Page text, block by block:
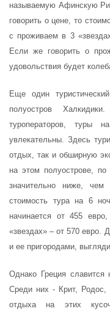
называемую Афинскую
говорить о цене, то
с проживаем в 3
Если же говорить о
удовольствия будет
Еще один
полуостров
туроператоров, туры
увлекательны. Здесь
отдых, так и обширную
на этом полуострове,
значительно ниже,
стоимость тура на 6
начинается от 455
«звездах» – от 570 евро.
и ее пригородами,
Однако Греция
Среди них - Крит, Родос,
отдыха на этих